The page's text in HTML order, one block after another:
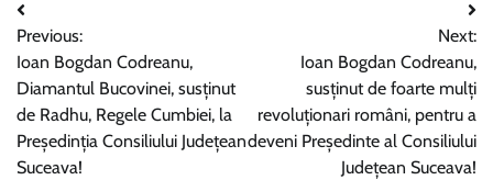
Navigare
în
articole
Previous:
Ioan Bogdan Codreanu,
Diamantul Bucovinei, susținut
de Radhu, Regele Cumbiei, la
Președinția Consiliului Județean
Suceava!
Next:
Ioan Bogdan Codreanu,
susținut de foarte mulți
revoluționari români, pentru a
deveni Președinte al Consiliului
Județean Suceava!